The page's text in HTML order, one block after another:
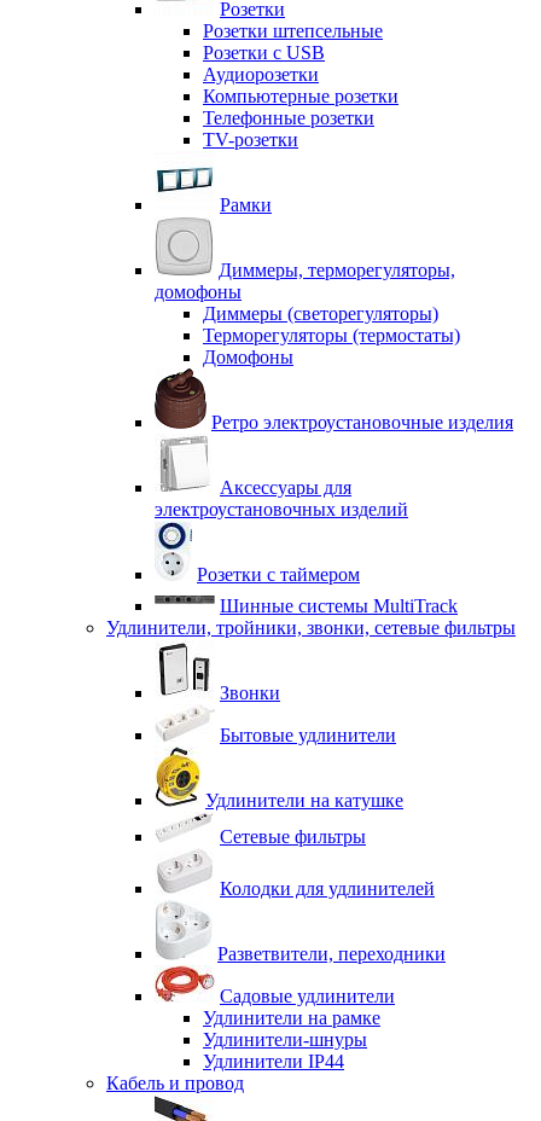
Розетки
Розетки штепсельные
Розетки с USB
Аудиорозетки
Компьютерные розетки
Телефонные розетки
TV-розетки
Рамки
Диммеры, терморегуляторы,
домофоны
Диммеры (светорегуляторы)
Терморегуляторы (термостаты)
Домофоны
Ретро электроустановочные изделия
Аксессуары для
электроустановочных изделий
Розетки с таймером
Шинные системы MultiTrack
Удлинители, тройники, звонки, сетевые фильтры
Звонки
Бытовые удлинители
Удлинители на катушке
Сетевые фильтры
Колодки для удлинителей
Разветвители, переходники
Садовые удлинители
Удлинители на рамке
Удлинители-шнуры
Удлинители IP44
Кабель и провод